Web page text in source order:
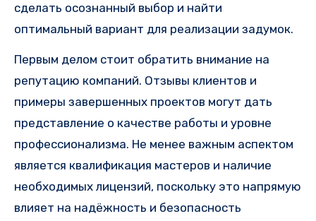
сделать осознанный выбор и найти
оптимальный вариант для реализации задумок.
Первым делом стоит обратить внимание на
репутацию компаний. Отзывы клиентов и
примеры завершенных проектов могут дать
представление о качестве работы и уровне
профессионализма. Не менее важным аспектом
является квалификация мастеров и наличие
необходимых лицензий, поскольку это напрямую
влияет на надёжность и безопасность